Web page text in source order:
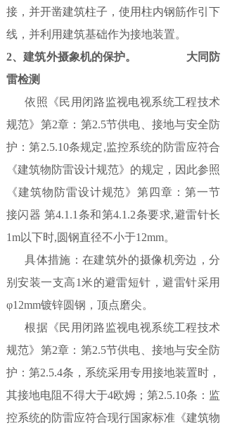
接，并开凿建筑柱子，使用柱内钢筋作引下
线，并利用建筑基础作为接地装置。
2、建筑外摄象机的保护。 大同防
雷检测
依照《民用闭路监视电视系统工程技术
规范》第2章：第2.5节供电、接地与安全防
护：第2.5.10条规定,监控系统的防雷应符合
《建筑物防雷设计规范》的规定，因此参照
《建筑物防雷设计规范》第四章：第一节
接闪器 第4.1.1条和第4.1.2条要求,避雷针长
1m以下时,圆钢直径不小于12mm。
具体措施：在建筑外的摄像机旁边，分
别安装一支高1米的避雷短针，避雷针采用
φ12mm镀锌圆钢，顶点磨尖。
根据《民用闭路监视电视系统工程技术
规范》第2章：第2.5节供电、接地与安全防
护：第2.5.4条，系统采用专用接地装置时，
其接地电阻不得大于4欧姆；第2.5.10条：监
控系统的防雷应符合现行国家标准《建筑物